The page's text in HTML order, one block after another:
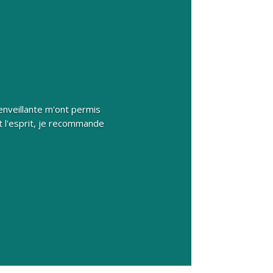
m'ont permis
l'esprit, je recommande